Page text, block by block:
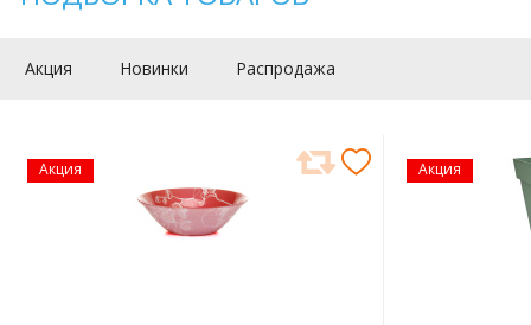
Акция Новинки Распродажа
Акция Акция